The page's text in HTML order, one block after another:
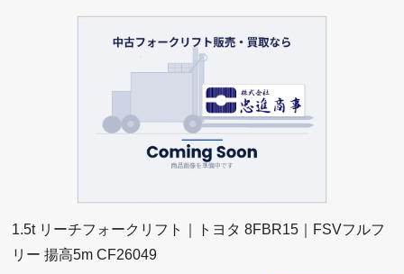
1.5t リーチフォークリフト｜トヨタ 8FBR15｜FSVフルフ
リー 揚高5m CF26049